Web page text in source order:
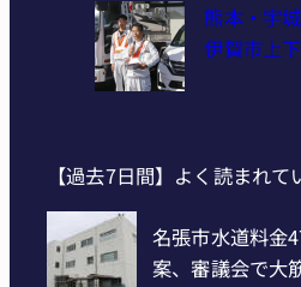
熊本・宇
伊賀市上
【過去7日間】よく読まれて